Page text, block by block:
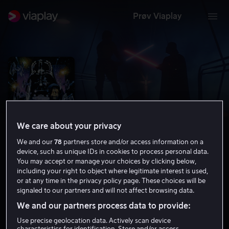
Prøv Viaplay
Star Wars: The Empire Strikes Back
HD
We care about your privacy
We and our78 partners store and/or access information on a
device, such as unique IDs in cookies to process personal data.
You may accept or manage your choices by clicking below,
including your right to object where legitimate interest is used,
or at any time in the privacy policy page. These choices will be
signaled to our partners and will not affect browsing data.
We and our partners process data to provide:
Use precise geolocation data. Actively scan device